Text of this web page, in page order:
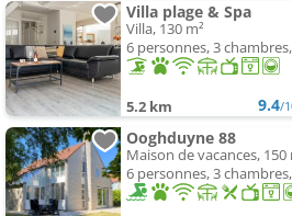
Villa plage & Spa
Villa, 130 m²
6 personnes, 3
5.2 km 9.4/
Ooghduyne 88
Maison de vacances, 150
6 personnes, 3